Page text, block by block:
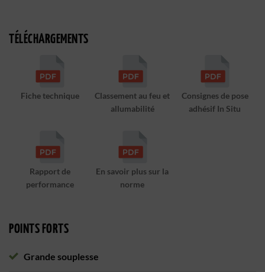
TÉLÉCHARGEMENTS
Fiche technique
Classement au feu et
allumabilité
Consignes de pose
adhésif In Situ
Rapport de
performance
En savoir plus sur la
norme
POINTS FORTS
Grande souplesse